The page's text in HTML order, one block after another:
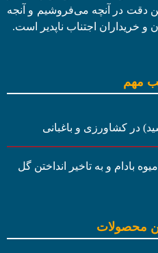
دقت در آنچه می‌فروشیم و آنجه
خریداران اجتناب ناپدیر است.
مهم
در کشاورزی و باغبانی
بادام و به تاخیر انداختن گل
محصولات